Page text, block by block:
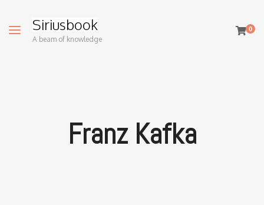
Siriusbook
A beam of knowledge
0
Franz Kafka